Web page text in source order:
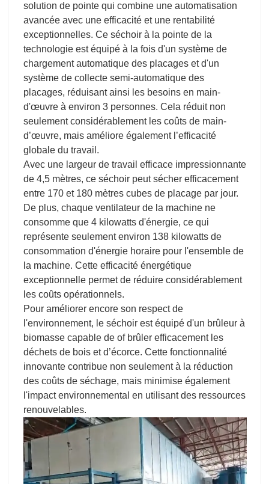
solution de pointe qui combine une automatisation
avancée avec une efficacité et une rentabilité
exceptionnelles. Ce séchoir à la pointe de la
technologie est équipé à la fois d'un système de
chargement automatique des placages et d'un
système de collecte semi-automatique des
placages, réduisant ainsi les besoins en main-
d'œuvre à environ 3 personnes. Cela réduit non
seulement considérablement les coûts de main-
d’œuvre, mais améliore également l’efficacité
globale du travail.
Avec une largeur de travail efficace impressionnante
de 4,5 mètres, ce séchoir peut sécher efficacement
entre 170 et 180 mètres cubes de placage par jour.
De plus, chaque ventilateur de la machine ne
consomme que 4 kilowatts d'énergie, ce qui
représente seulement environ 138 kilowatts de
consommation d'énergie horaire pour l'ensemble de
la machine. Cette efficacité énergétique
exceptionnelle permet de réduire considérablement
les coûts opérationnels.
Pour améliorer encore son respect de
l'environnement, le séchoir est équipé d'un brûleur à
biomasse capable de of brûler efficacement les
déchets de bois et d’écorce. Cette fonctionnalité
innovante contribue non seulement à la réduction
des coûts de séchage, mais minimise également
l'impact environnemental en utilisant des ressources
renouvelables.